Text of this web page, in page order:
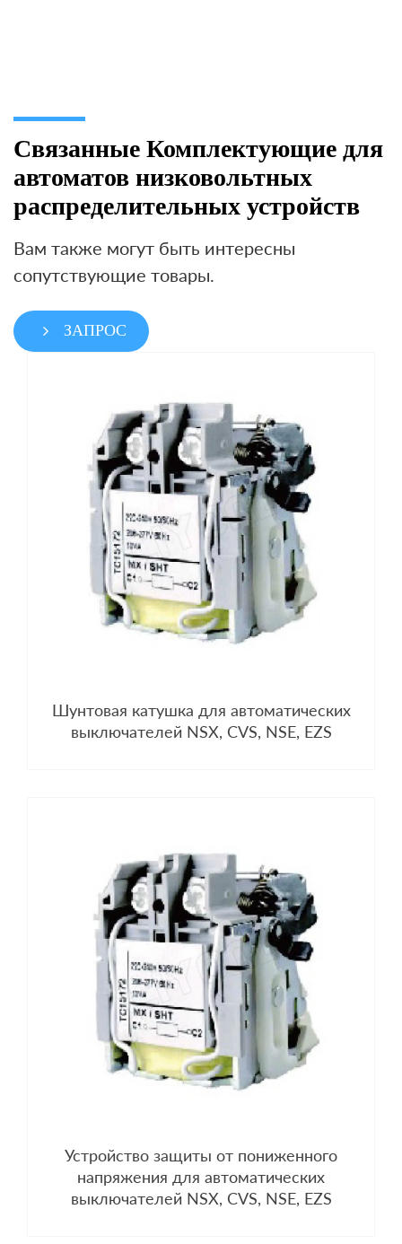
Связанные Комплектующие для
автоматов низковольтных
распределительных устройств
Вам также могут быть интересны
сопутствующие товары.
ЗАПРОС
Шунтовая катушка для автоматических
выключателей NSX, CVS, NSE, EZS
Устройство защиты от пониженного
напряжения для автоматических
выключателей NSX, CVS, NSE, EZS